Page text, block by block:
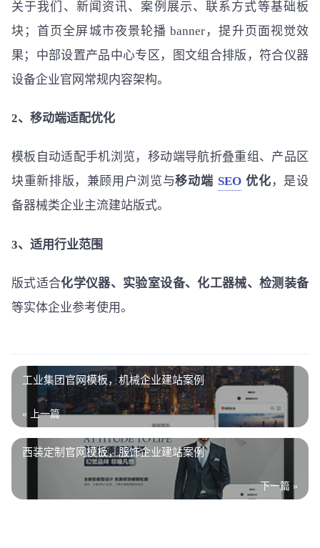
关于我们、新闻资讯、案例展示、联系方式等基础板
块；首页全屏城市夜景轮播 banner，提升页面视觉效
果；中部设置产品中心专区，图文组合排版，符合仪器
设备企业官网常规内容架构。
2、移动端适配优化
模板自动适配手机浏览，移动端导航折叠重组、产品区
块重新排版，兼顾用户浏览与移动端 SEO 优化 ，是设
备器械类企业主流建站版式。
3、适用行业范围
版式适合化学仪器、实验室设备、化工器械、检测装备
等实体企业参考使用。
工业集团官网模板，机械企业建站案例
« 上一篇
西装定制官网模板，服饰企业建站案例
下一篇 »